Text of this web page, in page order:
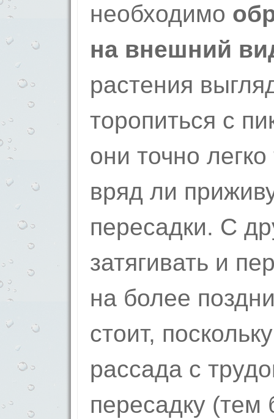
необходимо
на внешний
растения
торопиться с
они точно
вряд ли
пересадки. С
затягивать и
на более
стоит,
рассада с
пересадку (тем